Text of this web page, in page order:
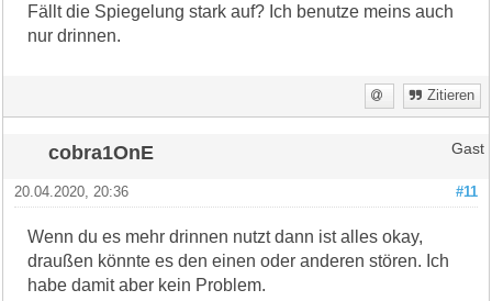
Fällt die Spiegelung stark auf? Ich benutze meins auch
nur drinnen.
Zitieren
cobra1OnE Gast
#11
20.04.2020, 20:36
Wenn du es mehr drinnen nutzt dann ist alles okay,
draußen könnte es den einen oder anderen stören. Ich
habe damit aber kein Problem.